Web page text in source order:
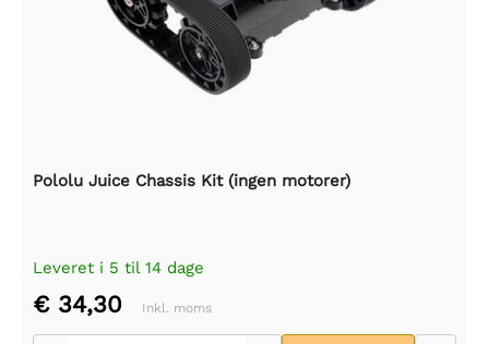
Pololu Juice Chassis Kit (ingen motorer)
Leveret i 5 til 14 dage
€ 34,30 Inkl. moms